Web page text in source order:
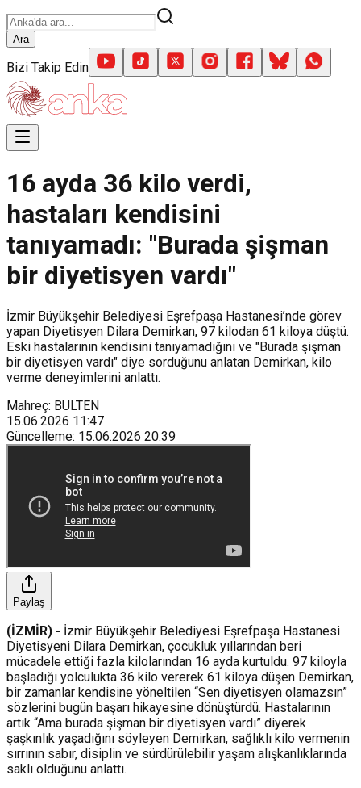
Ara
Bizi Takip Edin
16 ayda 36 kilo verdi,
hastaları kendisini
tanıyamadı: "Burada şişman
bir diyetisyen vardı"
İzmir Büyükşehir Belediyesi Eşrefpaşa Hastanesi’nde görev
yapan Diyetisyen Dilara Demirkan, 97 kilodan 61 kiloya düştü.
Eski hastalarının kendisini tanıyamadığını ve "Burada şişman
bir diyetisyen vardı" diye sorduğunu anlatan Demirkan, kilo
verme deneyimlerini anlattı.
Mahreç: BULTEN
15.06.2026 11:47
Güncelleme: 15.06.2026 20:39
Paylaş
(İZMİR) - İzmir Büyükşehir Belediyesi Eşrefpaşa Hastanesi
Diyetisyeni Dilara Demirkan, çocukluk yıllarından beri
mücadele ettiği fazla kilolarından 16 ayda kurtuldu. 97 kiloyla
başladığı yolculukta 36 kilo vererek 61 kiloya düşen Demirkan,
bir zamanlar kendisine yöneltilen “Sen diyetisyen olamazsın”
sözlerini bugün başarı hikayesine dönüştürdü. Hastalarının
artık “Ama burada şişman bir diyetisyen vardı” diyerek
şaşkınlık yaşadığını söyleyen Demirkan, sağlıklı kilo vermenin
sırrının sabır, disiplin ve sürdürülebilir yaşam alışkanlıklarında
saklı olduğunu anlattı.